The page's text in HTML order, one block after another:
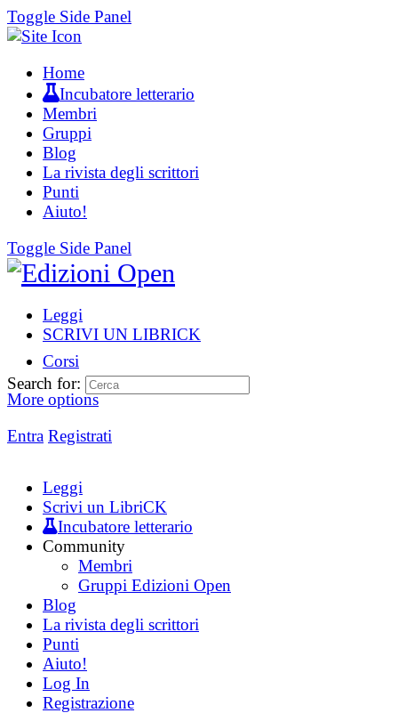
Toggle Side Panel
Home
Incubatore letterario
Membri
Gruppi
Blog
La rivista degli scrittori
Punti
Aiuto!
Toggle Side Panel
Leggi
SCRIVI UN LIBRICK
Corsi
More options
Entra Registrati
Search for:
Leggi
Scrivi un LibriCK
Incubatore letterario
Community
Membri
Gruppi Edizioni Open
Blog
La rivista degli scrittori
Punti
Aiuto!
Log In
Registrazione